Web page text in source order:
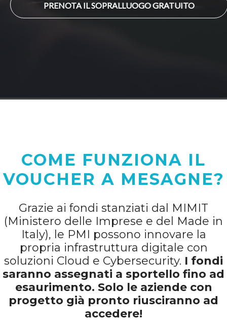
PRENOTA IL SOPRALLUOGO GRATUITO
COME FUNZIONA IL
VOUCHER A MESAGNE?
Grazie ai fondi stanziati dal MIMIT
(Ministero delle Imprese e del Made in
Italy), le PMI possono innovare la
propria infrastruttura digitale con
soluzioni Cloud e Cybersecurity. I fondi
saranno assegnati a sportello fino ad
esaurimento. Solo le aziende con
progetto già pronto riusciranno ad
accedere!